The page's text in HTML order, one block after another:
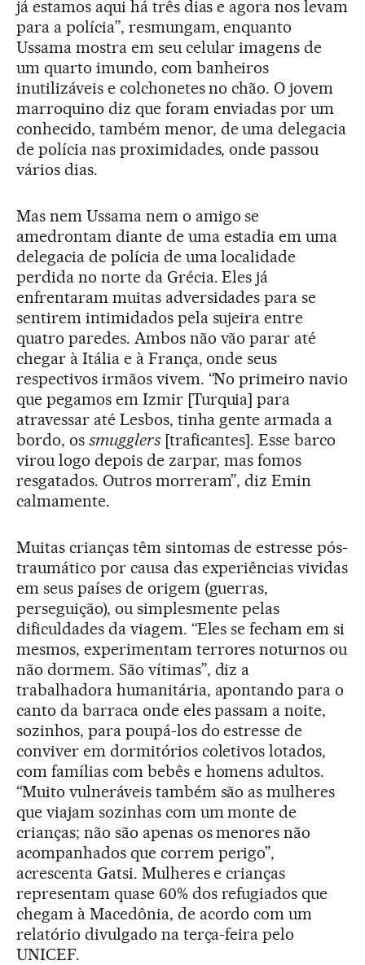
já estamos aqui há três dias e agora nos levam
para a polícia”, resmungam, enquanto
Ussama mostra em seu celular imagens de
um quarto imundo, com banheiros
inutilizáveis e colchonetes no chão. O jovem
marroquino diz que foram enviadas por um
conhecido, também menor, de uma delegacia
de polícia nas proximidades, onde passou
vários dias.
Mas nem Ussama nem o amigo se
amedrontam diante de uma estadia em uma
delegacia de polícia de uma localidade
perdida no norte da Grécia. Eles já
enfrentaram muitas adversidades para se
sentirem intimidados pela sujeira entre
quatro paredes. Ambos não vão parar até
chegar à Itália e à França, onde seus
respectivos irmãos vivem. “No primeiro navio
que pegamos em Izmir [Turquia] para
atravessar até Lesbos, tinha gente armada a
bordo, os smugglers[traficantes]. Esse barco
virou logo depois de zarpar, mas fomos
resgatados. Outros morreram”, diz Emin
calmamente.
Muitas crianças têm sintomas de estresse pós-
traumático por causa das experiências vividas
em seus países de origem (guerras,
perseguição), ou simplesmente pelas
dificuldades da viagem. “Eles se fecham em si
mesmos, experimentam terrores noturnos ou
não dormem. São vítimas”, diz a
trabalhadora humanitária, apontando para o
canto da barraca onde eles passam a noite,
sozinhos, para poupá-los do estresse de
conviver em dormitórios coletivos lotados,
com famílias com bebês e homens adultos.
“Muito vulneráveis também são as mulheres
que viajam sozinhas com um monte de
crianças; não são apenas os menores não
acompanhados que correm perigo”,
acrescenta Gatsi. Mulheres e crianças
representam quase 60% dos refugiados que
chegam à Macedônia, de acordo com um
relatório divulgado na terça-feira pelo
UNICEF.